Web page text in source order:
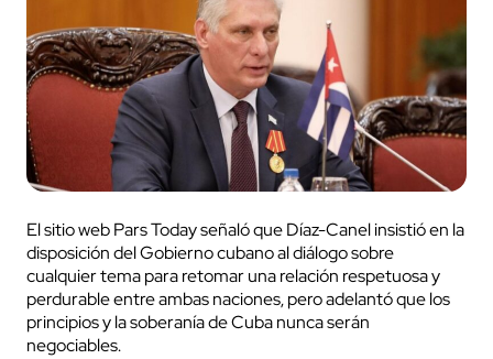
El sitio web Pars Today señaló que Díaz-Canel insistió en la
disposición del Gobierno cubano al diálogo sobre
cualquier tema para retomar una relación respetuosa y
perdurable entre ambas naciones, pero adelantó que los
principios y la soberanía de Cuba nunca serán
negociables.